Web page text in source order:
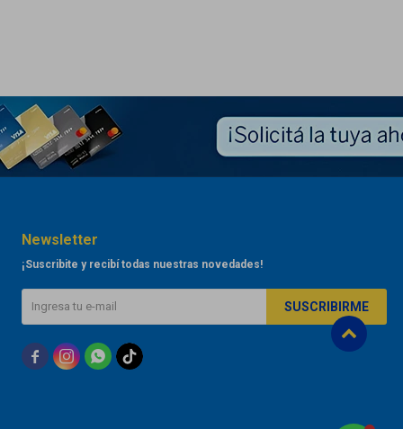
Newsletter
¡Suscribite y recibí todas nuestras novedades!
SUSCRIBIRME
  